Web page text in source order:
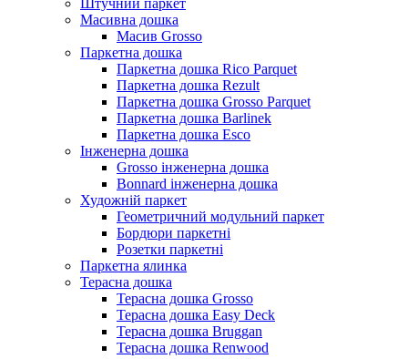
Штучний паркет
Масивна дошка
Масив Grosso
Паркетна дошка
Паркетна дошка Rico Parquet
Паркетна дошка Rezult
Паркетна дошка Grosso Parquet
Паркетна дошка Barlinek
Паркетна дошка Esco
Інженерна дошка
Grosso інженерна дошка
Bonnard інженерна дошка
Художній паркет
Геометричний модульний паркет
Бордюри паркетні
Розетки паркетні
Паркетна ялинка
Терасна дошка
Терасна дошка Grosso
Терасна дошка Easy Deck
Терасна дошка Bruggan
Терасна дошка Renwood